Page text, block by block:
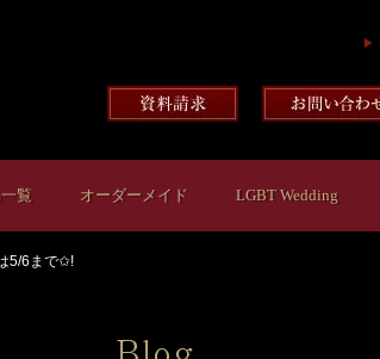
覧 オーダーメイド LGBT Wedding
5/6まで✩!